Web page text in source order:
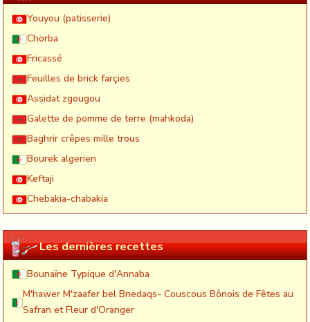
Youyou (patisserie)
Chorba
Fricassé
Feuilles de brick farçies
Assidat zgougou
Galette de pomme de terre (mahkoda)
Baghrir crêpes mille trous
Bourek algerien
Keftaji
Chebakia-chabakia
Les dernières recettes
Bounaïne Typique d'Annaba
M'hawer M'zaafer bel Bnedaqs- Couscous Bônois de Fêtes au
Safran et Fleur d'Oranger